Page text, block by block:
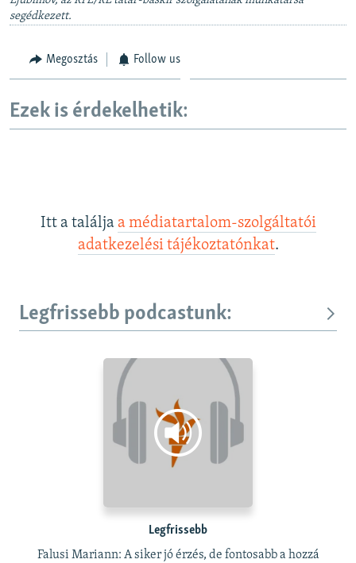
segédkezett.
Megosztás Follow us
Ezek is érdekelhetik:
Itt a találja a médiatartalom-szolgáltatói
adatkezelési tájékoztatónkat.
Legfrissebb podcastunk:
Legfrissebb
Falusi Mariann: A siker jó érzés, de fontosabb a hozzá